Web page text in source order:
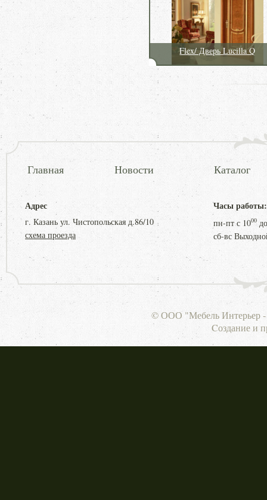
Flex/ Дверь Lucilla Q
Главная Новости Каталог
Адрес
г. Казань ул. Чистопольская д.86/10
схема проезда
Часы работы:
пн-пт с 1000
сб-вс
© ООО "Мебель Интерьер -
Cоздание и